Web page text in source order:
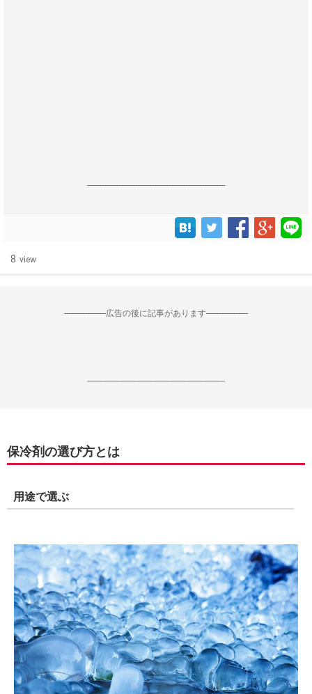
------------------------------------------------------------------
8 view
--------------------広告の後に記事があります--------------------
------------------------------------------------------------------
保冷剤の選び方とは
用途で選ぶ